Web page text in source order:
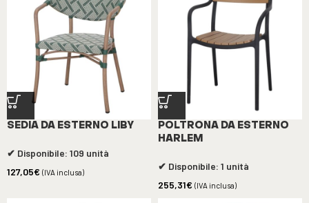
SEDIA DA ESTERNO LIBY
✔ Disponibile: 109 unità
127,05€ (IVA inclusa)
POLTRONA DA ESTERNO
HARLEM
✔ Disponibile: 1 unità
255,31€ (IVA inclusa)